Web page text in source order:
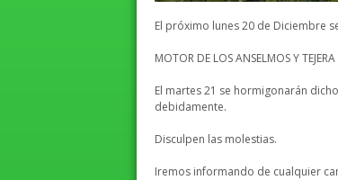
El próximo lunes 20 de Diciembre
MOTOR DE LOS ANSELMOS Y TEJERA
El martes 21 se hormigonarán
debidamente.
Disculpen las molestias.
Iremos informando de cualquier